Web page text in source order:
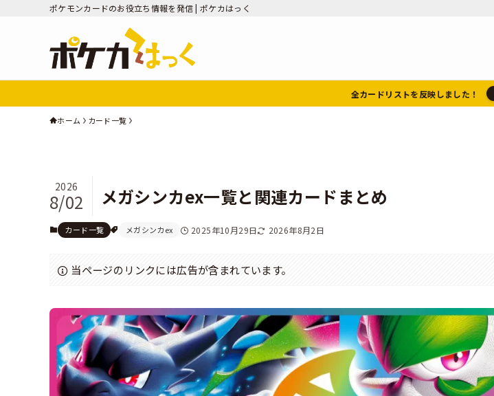
ポケモンカードのお役立ち情報を発信 | ポケカはっく
全カードリストを反映しました！
ホーム カード一覧
メガシンカex一覧と関連カードまとめ
2026
8/02
カード一覧 メガシンカex 2025年10月29日 2026年8月2日
当ページのリンクには広告が含まれています。